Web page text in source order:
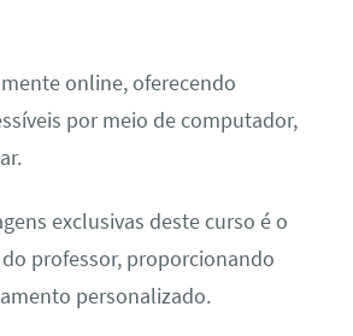
online, oferecendo
por meio de computador,
exclusivas deste curso é o
professor, proporcionando
personalizado.